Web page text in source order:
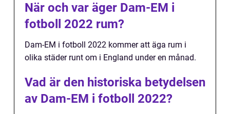
När och var äger Dam-EM i
fotboll 2022 rum?
Dam-EM i fotboll 2022 kommer att äga rum i
olika städer runt om i England under en månad.
Vad är den historiska betydelsen
av Dam-EM i fotboll 2022?